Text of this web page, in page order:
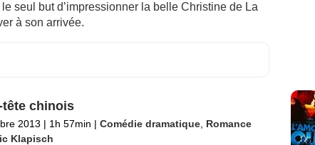
seul but d’impressionner la belle Christine de La
à son arrivée.
tête chinois
2013 | 1h 57min | Comédie dramatique, Romance
Klapisch